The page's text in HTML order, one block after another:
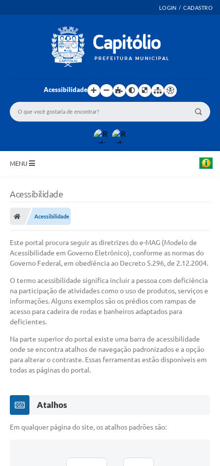
LOGIN / CADASTRO
Acessibilidade
MENU
NORMAS LEGAIS
Controle Interno
Transparência
LGPD
Editais
Governança
A Nossa Cidade
A Prefeitura
Obras
Acessibilidade
Acessibilidade
Este portal procura seguir as diretrizes do e-MAG (Modelo de
Acessibilidade em Governo Eletrônico), conforme as normas do
Governo Federal, em obediência ao Decreto 5.296, de 2.12.2004.
O termo acessibilidade significa incluir a pessoa com deficiência
na participação de atividades como o uso de produtos, serviços e
informações. Alguns exemplos são os prédios com rampas de
acesso para cadeira de rodas e banheiros adaptados para
deficientes.
Na parte superior do portal existe uma barra de acessibilidade
onde se encontra atalhos de navegação padronizados e a opção
para alterar o contraste. Essas ferramentas estão disponíveis em
todas as páginas do portal.
Atalhos
Em qualquer página do site, os atalhos padrões são: